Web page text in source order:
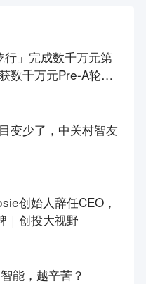
」完成数千万元第
数千万元Pre-A轮融
变少了，中关村智友
创始人辞任CEO，
｜创投大视野
能，越辛苦？